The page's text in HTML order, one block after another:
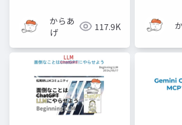
からあ
げ
117.9K